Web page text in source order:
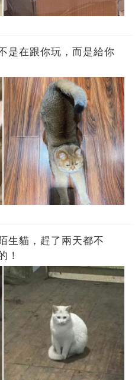
是在跟你玩，而是給你
生貓，趕了兩天都不
！